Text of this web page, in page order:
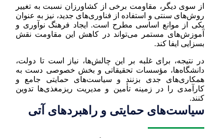
از سوی دیگر، مقاومت برخی از کشاورزان نسبت به تغییر
روش‌های سنتی و استفاده از فناوری‌های جدید، نیز به عنوان
یکی از موانع اساسی مطرح است. ایجاد فرهنگ نوآوری و
آموزش‌های مستمر می‌تواند در کاهش این مقاومت نقش
بسزایی ایفا کند.
در نتیجه، برای غلبه بر این چالش‌ها، نیاز است تا دولت،
دانشگاه‌ها، مؤسسات تحقیقاتی و بخش خصوصی دست به
همکاری‌های جدی بزنند و سیاست‌های حمایتی جامع و
کارآمدی را در زمینه تأمین و مدیریت ریزمغذی‌ها تدوین
کنند.
سیاست‌های حمایتی و راهبردهای آتی